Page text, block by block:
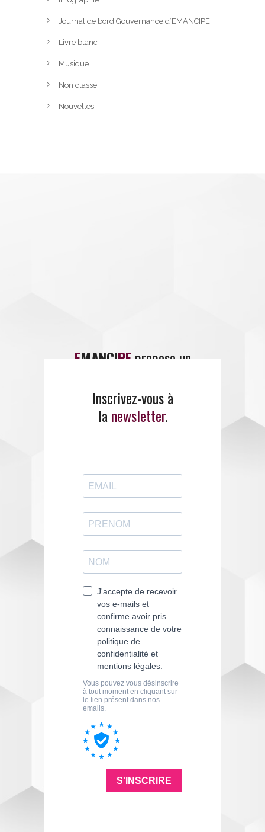
Journal de bord Gouvernance d’EMANCIPE
Livre blanc
Musique
Non classé
Nouvelles
EMANCIPEpropose un
ENTREZ EN CONTACT
Inscrivez-vous à
la newsletter.